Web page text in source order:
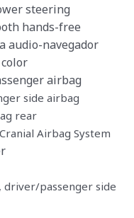
steering
hands-free
audio-navegador
airbag
side airbag
rear
Airbag System
driver/passenger side